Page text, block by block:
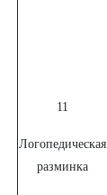
11
Логопедическая
разминка